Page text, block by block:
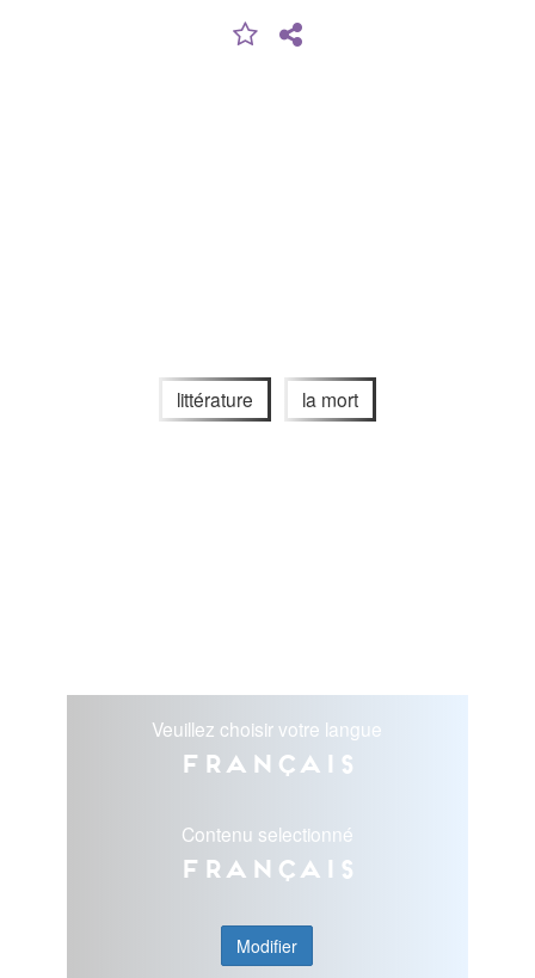
littérature la mort
Veuillez choisir votre langue
Français
Contenu selectionné
Français
Modifier